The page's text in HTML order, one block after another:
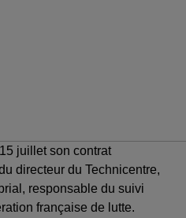
juillet son contrat
directeur du Technicentre,
responsable du suivi
française de lutte.